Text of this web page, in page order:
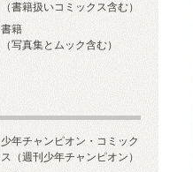
（書籍扱いコミックス含む）
書籍
（写真集とムック含む）
少年チャンピオン・コミック
ス（週刊少年チャンピオン）